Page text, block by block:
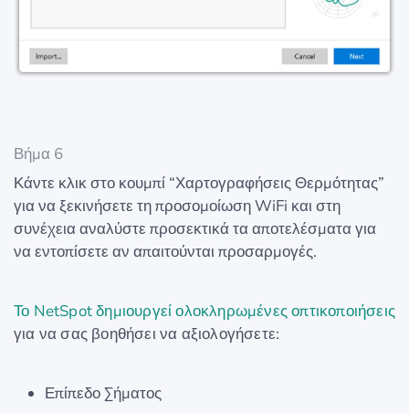
Βήμα 6
Κάντε κλικ στο κουμπί “Χαρτογραφήσεις Θερμότητας”
για να ξεκινήσετε τη προσομοίωση WiFi και στη
συνέχεια αναλύστε προσεκτικά τα αποτελέσματα για
να εντοπίσετε αν απαιτούνται προσαρμογές.
Το NetSpot δημιουργεί ολοκληρωμένες οπτικοποιήσεις
για να σας βοηθήσει να αξιολογήσετε:
Επίπεδο Σήματος